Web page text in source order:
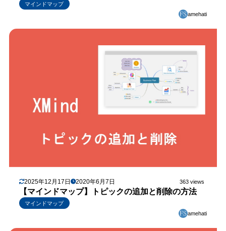
マインドマップ
amehati
2025年12月17日 2020年6月7日 363 views
【マインドマップ】トピックの追加と削除の方法
マインドマップ
amehati